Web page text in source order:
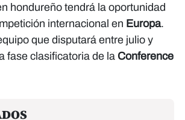
hondureño tendrá la oportunidad
internacional en Europa.
que disputará entre julio y
fase clasificatoria de la Conference